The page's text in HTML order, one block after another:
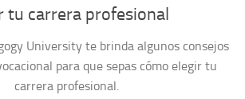
tu carrera profesional
University te brinda algunos consejos
para que sepas cómo elegir tu
carrera profesional.